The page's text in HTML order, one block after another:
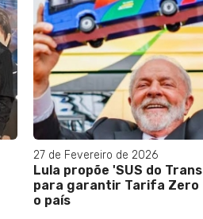
27 de Fevereiro de 2026
Lula propõe 'SUS do
para garantir Tarifa Zero
o país